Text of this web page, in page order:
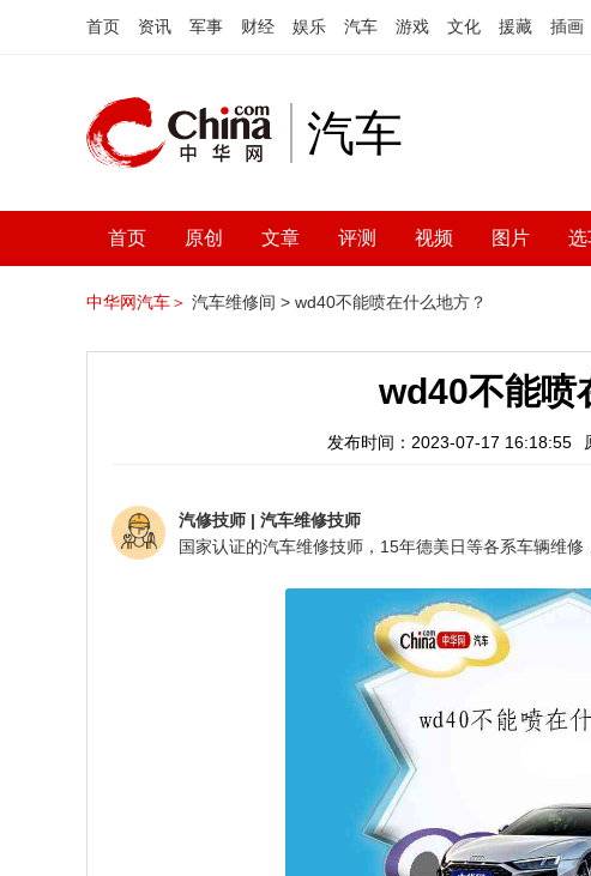
首页 资讯 军事 财经 娱乐 汽车 游戏 文化 援藏 插画
汽车
首页 原创 文章 评测 视频 图片 选
中华网汽车＞ 汽车维修间 > wd40不能喷在什么地方？
wd40不能喷
发布时间：2023-07-17 16:18:55
汽修技师 | 汽车维修技师